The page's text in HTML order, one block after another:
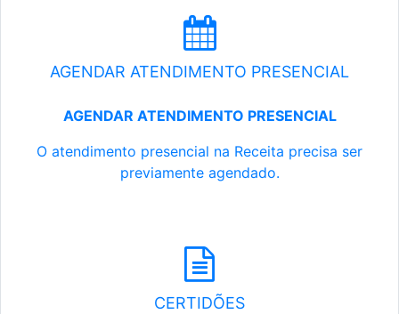
AGENDAR ATENDIMENTO PRESENCIAL
AGENDAR ATENDIMENTO PRESENCIAL
O atendimento presencial na Receita precisa ser
previamente agendado.
CERTIDÕES